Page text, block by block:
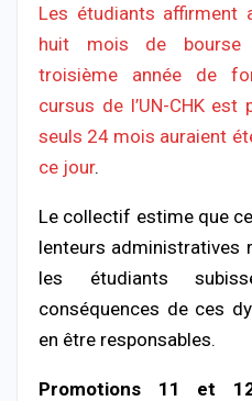
Les étudiants affirment
huit mois de bourse
troisième année de
cursus de l’UN-CHK
seuls 24 mois auraient
ce jour.
Le collectif estime que
lenteurs administratives
les étudiants
conséquences de ces
en être responsables.
Promotions 11 et